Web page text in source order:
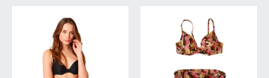
tootel
mitu
varianti.
tootel
on
mitu
varianti.